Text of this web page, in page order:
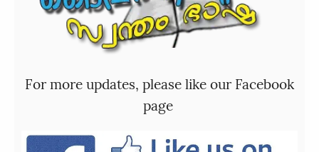
For more updates, please like our Facebook
page